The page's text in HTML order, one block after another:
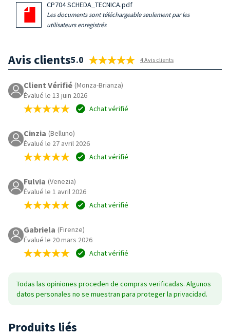
CP704 SCHEDA_TECNICA.pdf
Les documents sont téléchargeable seulement par les
utilisateurs enregistrés
Avis clients5.0 4 Avis clients
Client Vérifié (Monza-Brianza)
Évalué le 13 juin 2026
Achat vérifié
Cinzia (Belluno)
Évalué le 27 avril 2026
Achat vérifié
Fulvia (Venezia)
Évalué le 1 avril 2026
Achat vérifié
Gabriela (Firenze)
Évalué le 20 mars 2026
Achat vérifié
Todas las opiniones proceden de compras verificadas. Algunos
datos personales no se muestran para proteger la privacidad.
Produits liés